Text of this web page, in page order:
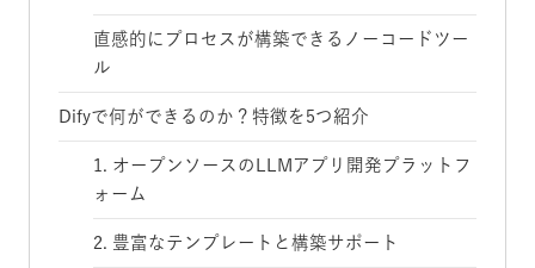
直感的にプロセスが構築できるノーコードツー
ル
Difyで何ができるのか？特徴を5つ紹介
1. オープンソースのLLMアプリ開発プラットフ
ォーム
2. 豊富なテンプレートと構築サポート